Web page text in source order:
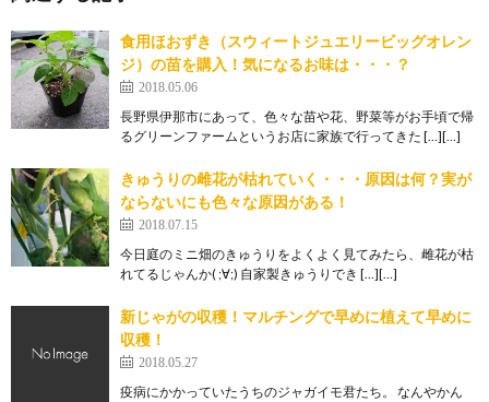
食用ほおずき（スウィートジュエリービッグオレン
ジ）の苗を購入！気になるお味は・・・？
2018.05.06
長野県伊那市にあって、色々な苗や花、野菜等がお手頃で帰
るグリーンファームというお店に家族で行ってきた […][…]
きゅうりの雌花が枯れていく・・・原因は何？実が
ならないにも色々な原因がある！
2018.07.15
今日庭のミニ畑のきゅうりをよくよく見てみたら、雌花が枯
れてるじゃんか( ;∀;) 自家製きゅうりでき […][…]
新じゃがの収穫！マルチングで早めに植えて早めに
収穫！
2018.05.27
疫病にかかっていたうちのジャガイモ君たち。 なんやかん